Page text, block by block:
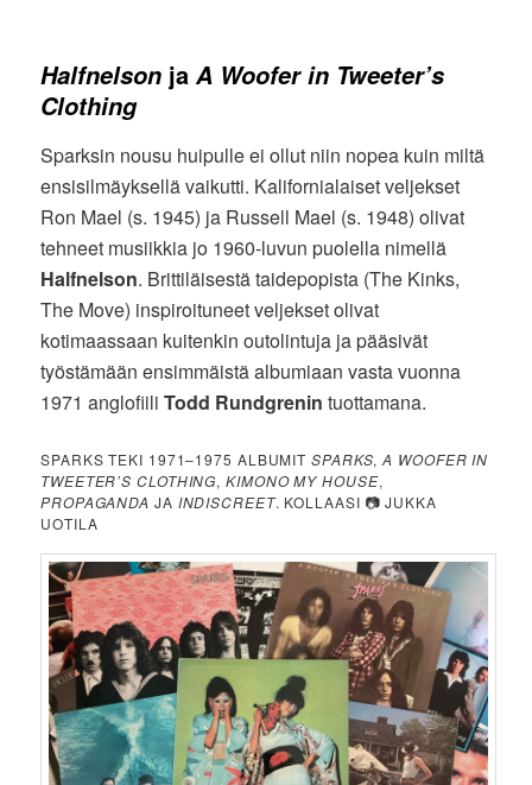
Halfnelson ja A Woofer in Tweeter’s
Clothing
Sparksin nousu huipulle ei ollut niin nopea kuin miltä
ensisilmäyksellä vaikutti. Kalifornialaiset veljekset
Ron Mael (s. 1945) ja Russell Mael (s. 1948) olivat
tehneet musiikkia jo 1960-luvun puolella nimellä
Halfnelson. Brittiläisestä taidepopista (The Kinks,
The Move) inspiroituneet veljekset olivat
kotimaassaan kuitenkin outolintuja ja pääsivät
työstämään ensimmäistä albumiaan vasta vuonna
1971 anglofiiliTodd Rundgrenin tuottamana.
SPARKS TEKI 1971–1975 ALBUMITSPARKS,A WOOFER IN
TWEETER’S CLOTHING,KIMONO MY HOUSE,
PROPAGANDA JA INDISCREET. KOLLAASI 📷 JUKKA
UOTILA